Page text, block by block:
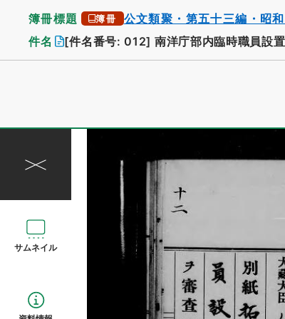
簿冊標題 簿冊 公文類聚・第五十三編・昭
件名 [件名番号: 012] 南洋庁部内臨時職員設
サムネイル